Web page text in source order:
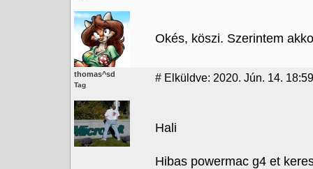
Okés, köszi. Szerintem
thomas^sd
Tag
# Elküldve: 2020. Jún. 14. 18:59
Hali
Hibas powermac g4 et